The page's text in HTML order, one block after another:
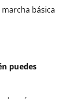
básica
puedes